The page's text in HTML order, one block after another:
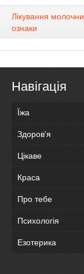
Лікування
ознаки
Навігація
Їжа
Здоров'я
Цікаве
Краса
Про тебе
Психологія
Езотерика